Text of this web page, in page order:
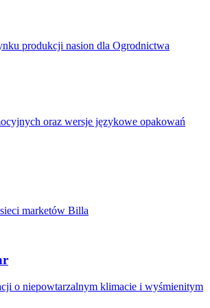
produkcji nasion dla Ogrodnictwa
oraz wersje językowe opakowań
marketów Billa
o niepowtarzalnym klimacie i wyśmienitym